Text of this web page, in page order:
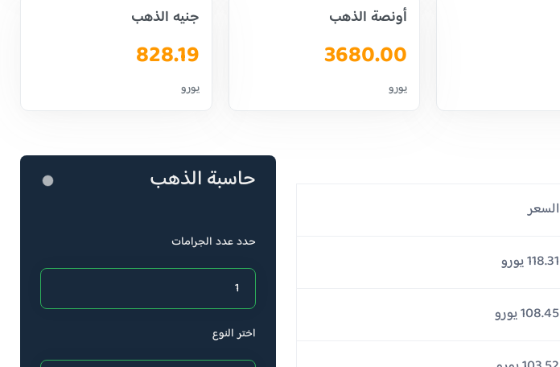
أونصة الذهب
3680.00
يورو
جنيه الذهب
828.19
يورو
السعر
118.31 يورو
108.45 يورو
حاسبة الذهب
حدد عدد الجرامات
اختر النوع